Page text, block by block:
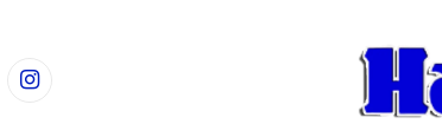
Instagram